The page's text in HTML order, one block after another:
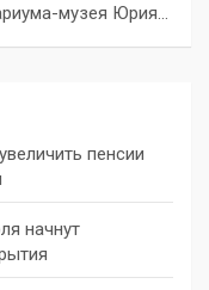
музея Юрия…
пенсии
начнут